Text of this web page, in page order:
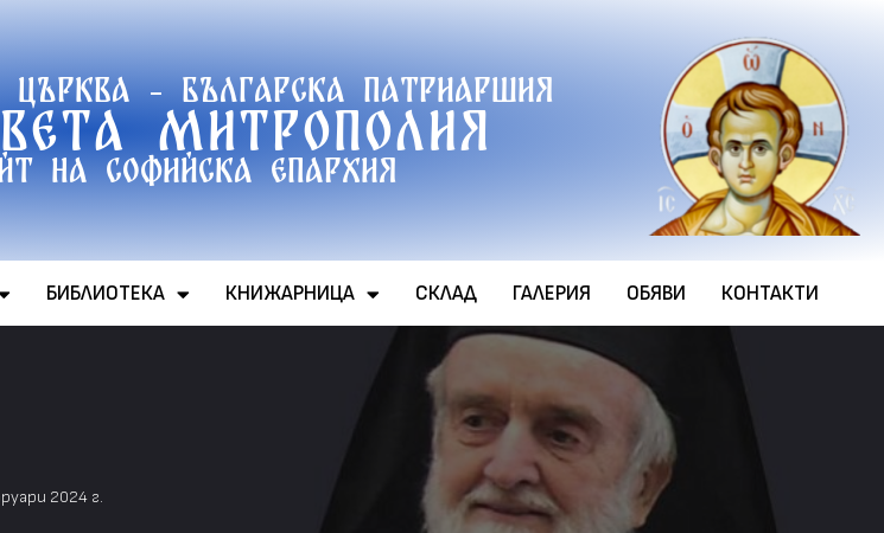
църква - Българска патриаршия
митрополия
на софийска епархия
БИБЛИОТЕКА КНИЖАРНИЦА СКЛАД ГАЛЕРИЯ ОБЯВИ КОНТАКТИ
2024 г.